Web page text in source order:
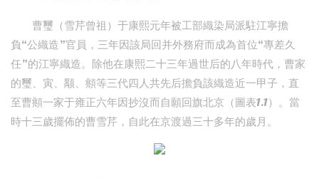
曹璽（雪芹曾祖）于康熙元年被工部織染局派駐江寧擔
負“公織造”官員，三年因該局回并外務府而成為首位“專差久
任”的江寧織造。除他在康熙二十三年過世后的八年時代，曹家
的璽、寅、颙、頫等三代四人共先后擔負該織造近一甲子，直
至曹頫一家于雍正六年因抄沒而自願回旗北京（圖表1.1）。當
時十三歲擺佈的曹雪芹，自此在京渡過三十多年的歲月。